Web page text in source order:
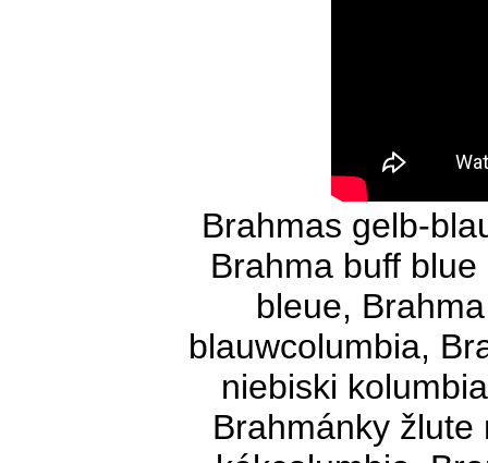
Brahmas gelb-
Brahma buff
bleue,
blauwcolumbia,
niebiski
Brahmánky